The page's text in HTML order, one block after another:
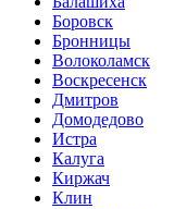
Боровск
Бронницы
Волоколамск
Воскресенск
Дмитров
Домодедово
Истра
Калуга
Киржач
Клин